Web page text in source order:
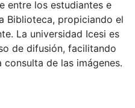
entre los estudiantes e
Biblioteca, propiciando el
La universidad Icesi es
de difusión, facilitando
de las imágenes.